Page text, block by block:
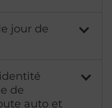
jour de
de
auto et